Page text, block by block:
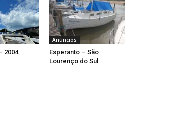
2004
Anúncios
Esperanto – São
Lourenço do Sul